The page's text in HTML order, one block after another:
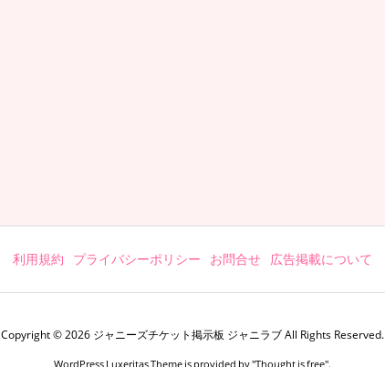
利用規約 プライバシーポリシー お問合せ 広告掲載について
Copyright ©2026 ジャニーズチケット掲示板 ジャニラブAll Rights Reserved.
WordPress Luxeritas Theme is provided by "Thought is free".